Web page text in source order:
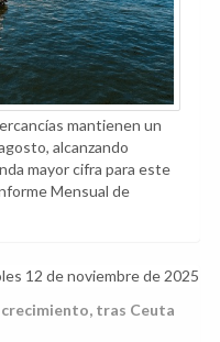
mantienen un
alcanzando
mayor cifra para este
Mensual de
12 de noviembre de 2025
tras Ceuta